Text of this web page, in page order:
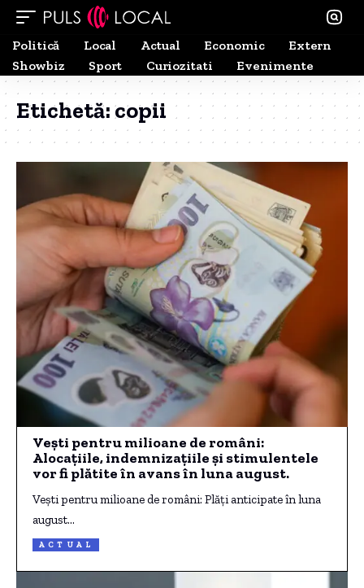
Politică Local Actual Economic
Extern
Showbiz
Sport Curiozitati Evenimente
Etichetă:copii
Vești pentru milioane de români:
Alocațiile, indemnizațiile și stimulentele
vor fi plătite în avans în luna august.
Vești pentru milioane de români: Plăți anticipate în luna
august…
ACTUAL